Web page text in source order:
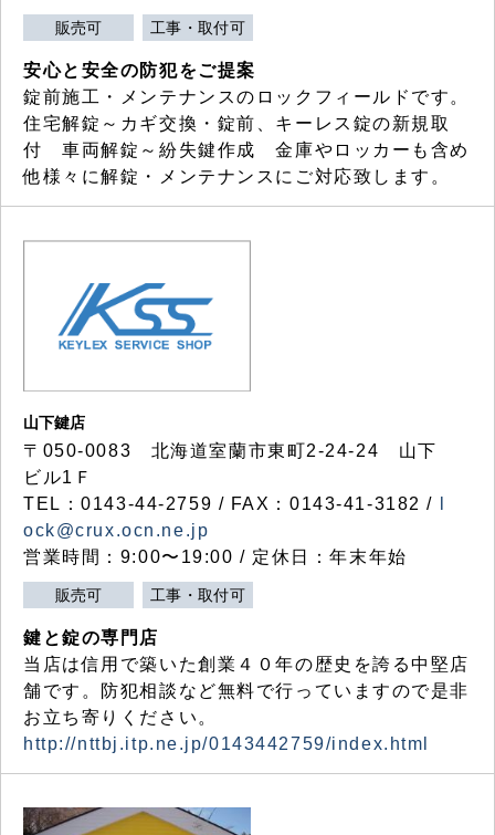
販売可 工事・取付可
安心と安全の防犯をご提案
錠前施工・メンテナンスのロックフィールドです。
住宅解錠～カギ交換・錠前、キーレス錠の新規取
付 車両解錠～紛失鍵作成 金庫やロッカーも含め
他様々に解錠・メンテナンスにご対応致します。
山下鍵店
〒050-0083 北海道室蘭市東町2-24-24 山下
ビル1Ｆ
TEL：0143-44-2759 / FAX：0143-41-3182 /
ock@crux.ocn.ne.jp
営業時間：9:00〜19:00 / 定休日：年末年始
販売可 工事・取付可
鍵と錠の専門店
当店は信用で築いた創業４０年の歴史を誇る中堅店
舗です。防犯相談など無料で行っていますので是非
お立ち寄りください。
http://nttbj.itp.ne.jp/0143442759/index.html